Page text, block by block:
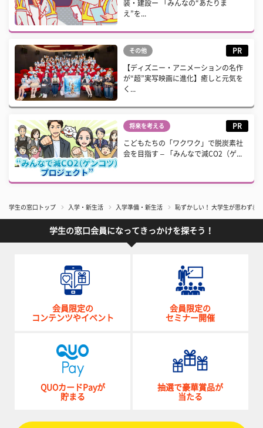
装・建設ー 「みんなの“あたりま
え”を...
その他 PR
【ディズニー・アニメーションの名作
が“超”実写映画に進化】癒しと元気を
く...
将来を考える PR
こどもたちの「ワクワク」で脱炭素社
会を目指す – 「みんなで減CO2（ゲ...
学生の窓口トップ 入学・新生活 入学準備・新生活 恥ずかしい！ 大学生が思わず赤
学生の窓口会員になってきっかけを探そう！
会員限定の
コンテンツやイベント
会員限定の
セミナー開催
QUOカードPayが
貯まる
抽選で豪華賞品が
当たる